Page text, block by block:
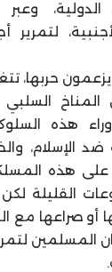
الدولية،
لتمرير
حربها،
هذه
الإسلام،
هذه
القليلة
أو صراعها مع
المسلمين